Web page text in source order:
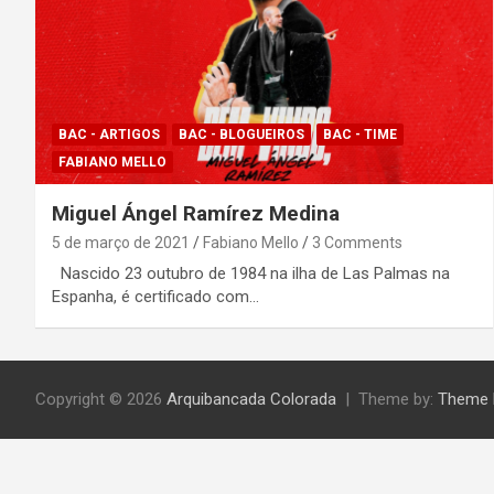
BAC - ARTIGOS BAC - BLOGUEIROS
BAC - TIME
FABIANO MELLO
Miguel Ángel Ramírez Medina
5 de março de 2021 Fabiano Mello 3 Comments
Nascido 23 outubro de 1984 na ilha de Las Palmas na
Espanha, é certificado com…
Copyright © 2026 Arquibancada Colorada Theme by: Theme